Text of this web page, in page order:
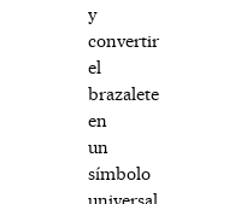
y
convertir
el
brazalete
en
un
símbolo